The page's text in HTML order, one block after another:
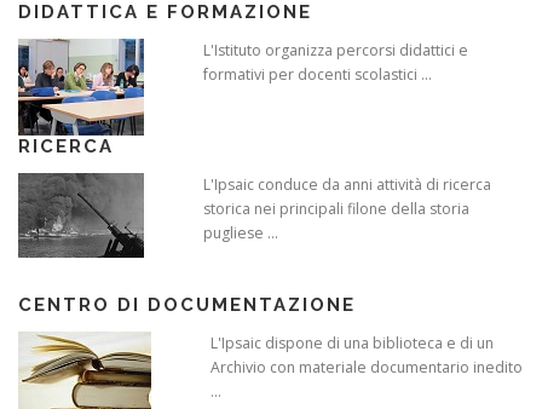
DIDATTICA E FORMAZIONE
L'Istituto organizza percorsi didattici e
formativi per docenti scolastici ...
RICERCA
L'Ipsaic conduce da anni attività di ricerca
storica nei principali filone della storia
pugliese ...
CENTRO DI DOCUMENTAZIONE
L'Ipsaic dispone di una biblioteca e di un
Archivio con materiale documentario inedito
...